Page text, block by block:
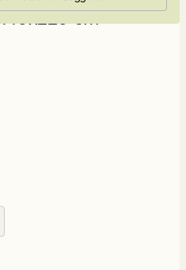
en
cm